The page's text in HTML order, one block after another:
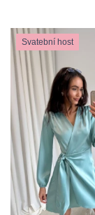
Svatební host